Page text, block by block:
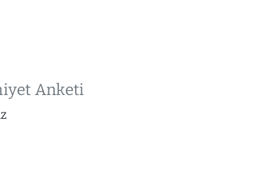
Anketi